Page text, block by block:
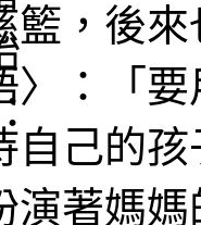
籃，後
〉：「
自己的
演著媽